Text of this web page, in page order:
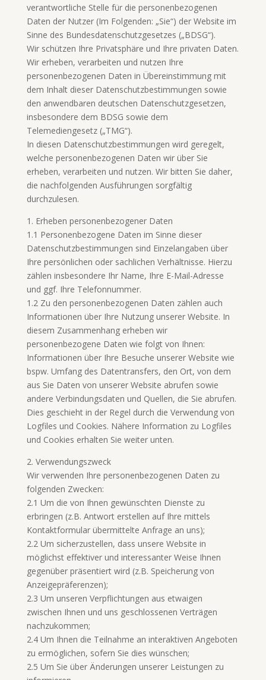
verantwortliche Stelle für die personenbezogenen
Daten der Nutzer (Im Folgenden: „Sie“) der Website im
Sinne des Bundesdatenschutzgesetzes („BDSG“).
Wir schützen Ihre Privatsphäre und Ihre privaten Daten.
Wir erheben, verarbeiten und nutzen Ihre
personenbezogenen Daten in Übereinstimmung mit
dem Inhalt dieser Datenschutzbestimmungen sowie
den anwendbaren deutschen Datenschutzgesetzen,
insbesondere dem BDSG sowie dem
Telemediengesetz („TMG“).
In diesen Datenschutzbestimmungen wird geregelt,
welche personenbezogenen Daten wir über Sie
erheben, verarbeiten und nutzen. Wir bitten Sie daher,
die nachfolgenden Ausführungen sorgfältig
durchzulesen.
1. Erheben personenbezogener Daten
1.1 Personenbezogene Daten im Sinne dieser
Datenschutzbestimmungen sind Einzelangaben über
Ihre persönlichen oder sachlichen Verhältnisse. Hierzu
zählen insbesondere Ihr Name, Ihre E-Mail-Adresse
und ggf. Ihre Telefonnummer.
1.2 Zu den personenbezogenen Daten zählen auch
Informationen über Ihre Nutzung unserer Website. In
diesem Zusammenhang erheben wir
personenbezogene Daten wie folgt von Ihnen:
Informationen über Ihre Besuche unserer Website wie
bspw. Umfang des Datentransfers, den Ort, von dem
aus Sie Daten von unserer Website abrufen sowie
andere Verbindungsdaten und Quellen, die Sie abrufen.
Dies geschieht in der Regel durch die Verwendung von
Logfiles und Cookies. Nähere Information zu Logfiles
und Cookies erhalten Sie weiter unten.
2. Verwendungszweck
Wir verwenden Ihre personenbezogenen Daten zu
folgenden Zwecken:
2.1 Um die von Ihnen gewünschten Dienste zu
erbringen (z.B. Antwort erstellen auf Ihre mittels
Kontaktformular übermittelte Anfrage an uns);
2.2 Um sicherzustellen, dass unsere Website in
möglichst effektiver und interessanter Weise Ihnen
gegenüber präsentiert wird (z.B. Speicherung von
Anzeigepräferenzen);
2.3 Um unseren Verpflichtungen aus etwaigen
zwischen Ihnen und uns geschlossenen Verträgen
nachzukommen;
2.4 Um Ihnen die Teilnahme an interaktiven Angeboten
zu ermöglichen, sofern Sie dies wünschen;
2.5 Um Sie über Änderungen unserer Leistungen zu